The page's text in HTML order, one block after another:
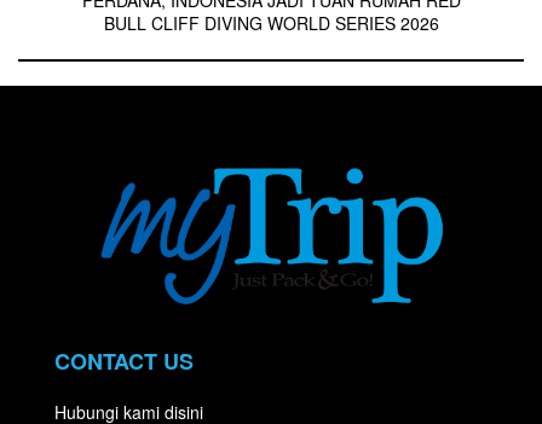
BULL CLIFF DIVING WORLD SERIES 2026
CONTACT US
Hubungi kami disini